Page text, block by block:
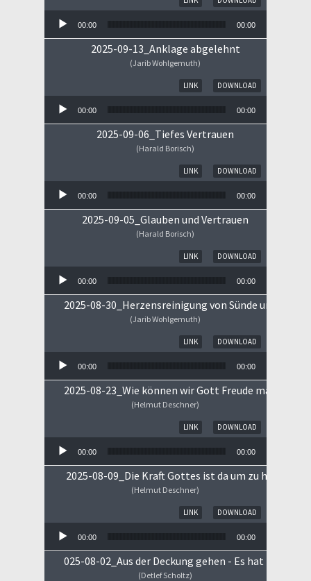
00:00 00:00
2025-09-13_Anklage abgelehnt
(Jarib Wohlgemuth)
DOWNLOAD
LINK
00:00 00:00
2025-09-06_Tiefes Vertrauen
(Harald Borisch)
DOWNLOAD
LINK
00:00 00:00
2025-09-05_Glauben und Vertrauen
(Harald Borisch)
DOWNLOAD
LINK
00:00 00:00
2025-08-30_Herzensreinigung von Sünde und Sorge
(Jarib Wohlgemuth)
DOWNLOAD
LINK
00:00 00:00
2025-08-23_Wie können wir Gott Freude machen
(Helmut Deschner)
DOWNLOAD
LINK
00:00 00:00
2025-08-09_Die Kraft Gottes ist da um zu heilen!
(Helmut Deschner)
DOWNLOAD
LINK
00:00 00:00
025-08-02_Aus der Deckung gehen - Es hat
(Detlef Scholtz)